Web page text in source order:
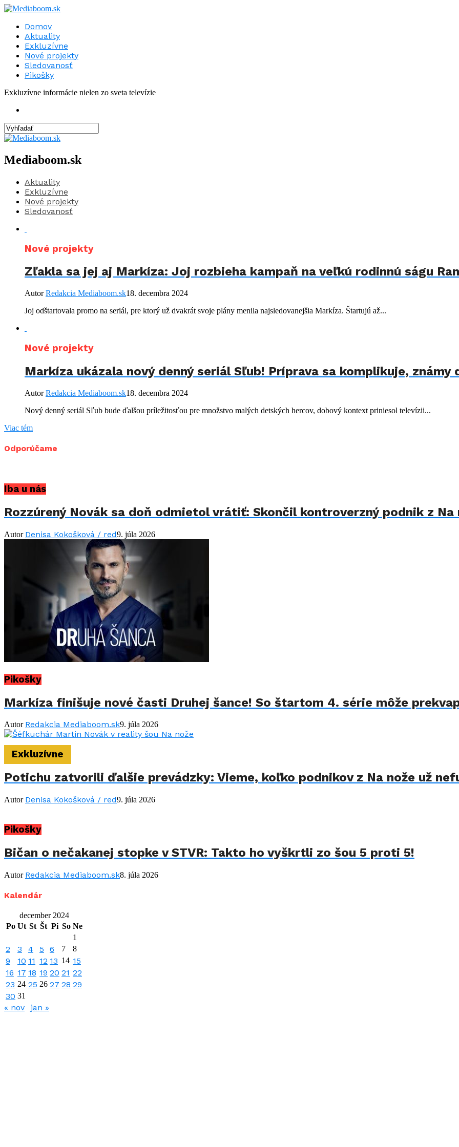
Domov
Aktuality
Exkluzívne
Nové projekty
Sledovanosť
Pikošky
Exkluzívne informácie nielen zo sveta televízie
Mediaboom.sk
Aktuality
Exkluzívne
Nové projekty
Sledovanosť
Nové projekty
Zľakla sa jej aj Markíza: Joj rozbieha kampaň na veľkú rodinnú ságu
AutorRedakcia Mediaboom.sk18. decembra 2024
Joj odštartovala promo na seriál, pre ktorý už dvakrát svoje plány menila najsledovanejšia Markíza. Štartujú až...
Nové projekty
Markíza ukázala nový denný seriál Sľub! Príprava sa komplikuje,
AutorRedakcia Mediaboom.sk18. decembra 2024
Nový denný seriál Sľub bude ďalšou príležitosťou pre množstvo malých detských hercov, dobový kontext priniesol televízii...
Viac tém
Odporúčame
Iba u nás
Rozzúrený Novák sa doň odmietol vrátiť: Skončil kontroverzný podnik z Na
Autor Denisa Kokošková / red9. júla 2026
Pikošky
Markíza finišuje nové časti Druhej šance! So štartom 4. série môže
Autor Redakcia Mediaboom.sk9. júla 2026
Exkluzívne
Potichu zatvorili ďalšie prevádzky: Vieme, koľko podnikov z Na nože už
Autor Denisa Kokošková / red9. júla 2026
Pikošky
Bičan o nečakanej stopke v STVR: Takto ho vyškrtli zo šou 5 proti 5!
Autor Redakcia Mediaboom.sk8. júla 2026
Kalendár
december 2024
Po Ut St Št Pi So Ne
1
2 3 4 5 6 7 8
9 10 11 12 13 14 15
16 17 18 19 20 21 22
23 24 25 26 27 28 29
30 31
« nov jan »